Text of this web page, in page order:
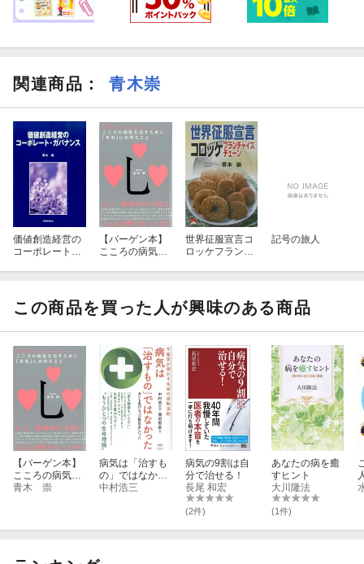
関連商品 ： 青木崇
価値創造経営の
コーポレート・
【バーゲン本】
こころの病気を
世界征服宣言コ
ロッケフランチ
記号の旅人
この商品を買った人が興味のある商品
【バーゲン本】
こころの病気を
治すために本当
青木 崇
病気は「治すも
の」ではなかっ
た
中村浩三
病気の9割は自
分で治せる！
長尾 和宏
(2件)
あなたの病を癒
すヒント
大川隆法
(1件)